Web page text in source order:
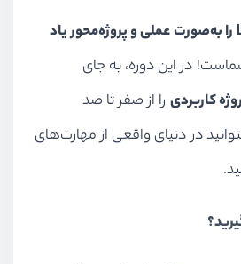
Laravel را به‌صورت عملی و پروژه‌محور یاد
در این دوره، به جای
را از صفر تا صد
در دنیای واقعی از مهارت‌های